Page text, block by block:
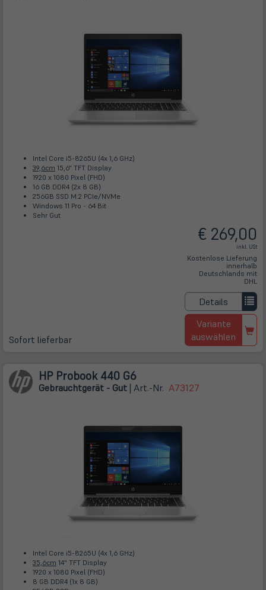
Intel Core i5-8265U (4x 1,6 GHz)
39,6cm 15,6" TFT Display
1920 x 1080 Pixel (FHD)
16 GB DDR4 (2x 8 GB)
256GB SSD M.2 PCIe/NVMe
Windows 11 Pro - 64 Bit
Sehr Gut
Sofort lieferbar
€ 269,00
inkl. USt
Kostenlose Lieferung
innerhalb
Deutschlands mit
DHL
Details
Variante
auswählen
HP Probook 440 G6
Gebrauchtgerät - Gut | Art.-Nr. A73127
Intel Core i5-8265U (4x 1,6 GHz)
35,6cm 14" TFT Display
1920 x 1080 Pixel (FHD)
8 GB DDR4 (1x 8 GB)